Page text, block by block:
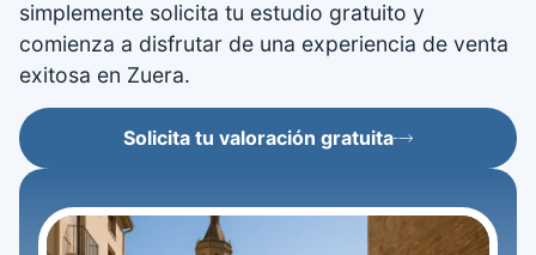
simplemente solicita tu estudio gratuito y
comienza a disfrutar de una experiencia de venta
exitosa en Zuera.
Solicita tu valoración gratuita